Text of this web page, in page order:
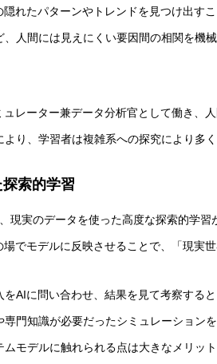
れたパターンやトレンドを見つけ出す
、人間には見えにくい要因間の相関を機
レーター兼データ分析官として働き、
り、学習者は複雑系への探究により多
索的学習
現実のデータを使った高度な探索的学
でモデルに反映させることで、「現実
AIに問い合わせ、結果を見て考察する
門知識が必要だったシミュレーション
モデルに触れられる点は大きなメリッ